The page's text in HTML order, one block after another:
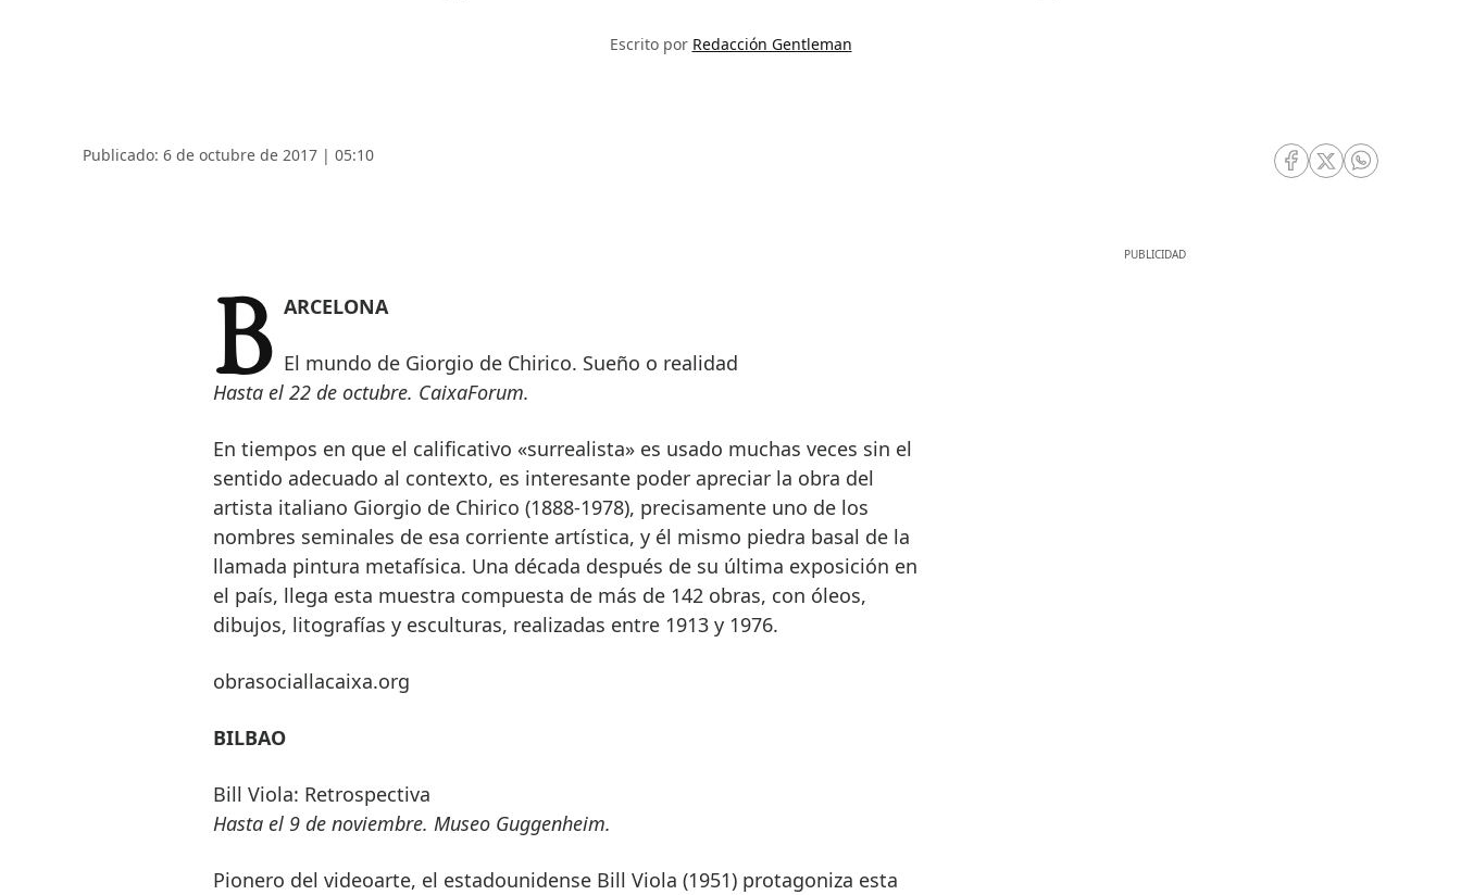
Escrito por Redacción Gentleman
Publicado: 6 de octubre de 2017 | 05:10
RRSS Facebook
RRSS Twitter
RRSS
BARCELONA
El mundo de Giorgio de Chirico. Sueño o realidad
Hasta el 22 de octubre. CaixaForum.
En tiempos en que el calificativo «surrealista» es usado muchas veces sin el
sentido adecuado al contexto, es interesante poder apreciar la obra del
artista italiano Giorgio de Chirico (1888-1978), precisamente uno de los
nombres seminales de esa corriente artística, y él mismo piedra basal de la
llamada pintura metafísica. Una década después de su última exposición en
el país, llega esta muestra compuesta de más de 142 obras, con óleos,
dibujos, litografías y esculturas, realizadas entre 1913 y 1976.
obrasociallacaixa.org
BILBAO
Bill Viola: Retrospectiva
Hasta el 9 de noviembre. Museo Guggenheim.
Pionero del videoarte, el estadounidense Bill Viola (1951) protagoniza esta